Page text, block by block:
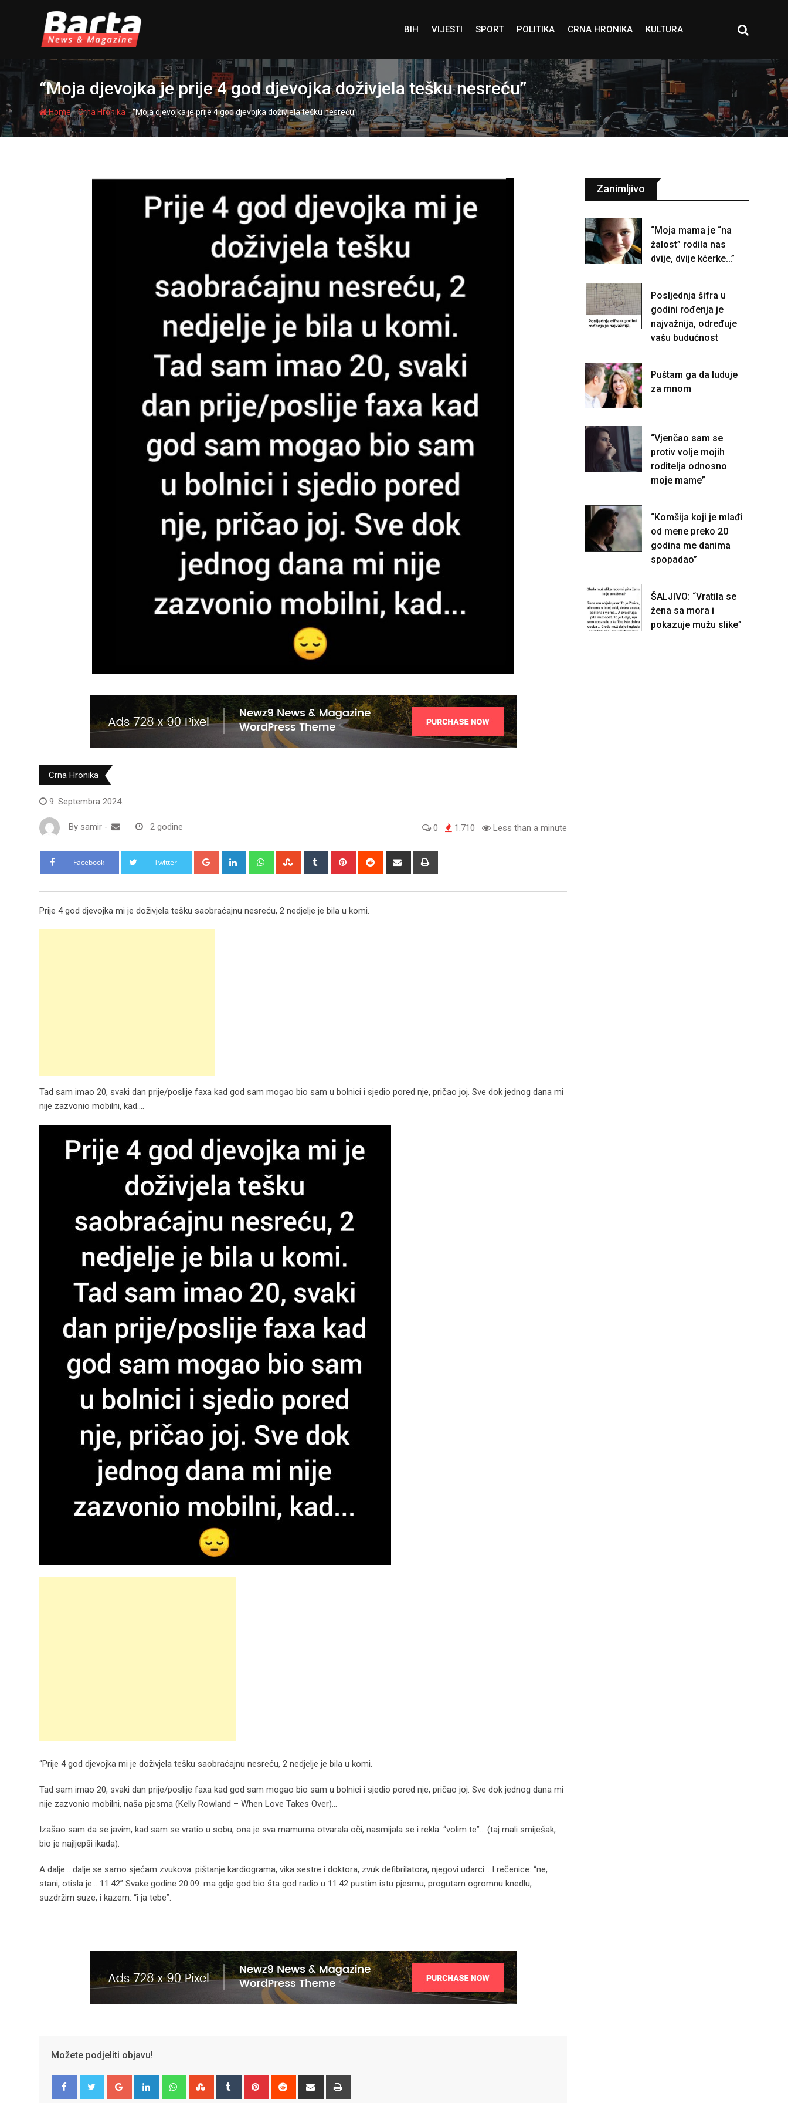
BIH VIJESTI SPORT POLITIKA CRNA HRONIKA KULTURA
“Moja djevojka je prije 4 god djevojka doživjela tešku nesreću”
Home-Crna Hronika-“Moja djevojka je prije 4 god djevojka doživjela tešku nesreću”
Crna Hronika
9. Septembra 2024.
By samir - 2 godine 0 1.710 Less than a minute
Facebook Twitter Google+ LinkedIn WhatsappStumbleUpon
Tumblr Pinterest Reddit
Share
Prije 4 god djevojka mi je doživjela tešku saobraćajnu nesreću, 2 nedjelje je bila u komi.
Tad sam imao 20, svaki dan prije/poslije faxa kad god sam mogao bio sam u bolnici i sjedio pored nje, pričao joj. Sve dok jednog dana mi
nije zazvonio mobilni, kad….
“Prije 4 god djevojka mi je doživjela tešku saobraćajnu nesreću, 2 nedjelje je bila u komi.
Tad sam imao 20, svaki dan prije/poslije faxa kad god sam mogao bio sam u bolnici i sjedio pored nje, pričao joj. Sve dok jednog dana mi
nije zazvonio mobilni, naša pjesma (Kelly Rowland – When Love Takes Over)…
Izašao sam da se javim, kad sam se vratio u sobu, ona je sva mamurna otvarala oči, nasmijala se i rekla: “volim te”… (taj mali smiješak,
bio je najljepši ikada).
A dalje… dalje se samo sjećam zvukova: pištanje kardiograma, vika sestre i doktora, zvuk defibrilatora, njegovi udarci… I rečenice: “ne,
stani, otisla je… 11:42” Svake godine 20.09. ma gdje god bio šta god radio u 11:42 pustim istu pjesmu, progutam ogromnu knedlu,
suzdržim suze, i kazem: “i ja tebe”.
Možete podjeliti objavu!
Google+ LinkedIn WhatsappStumbleUpon
Tumblr Pinterest Reddit
Share
Zanimljivo
“Moja mama je “na
žalost” rodila nas
dvije, dvije kćerke…”
Posljednja šifra u
godini rođenja je
najvažnija, određuje
vašu budućnost
Puštam ga da luduje
za mnom
“Vjenčao sam se
protiv volje mojih
roditelja odnosno
moje mame”
“Komšija koji je mlađi
od mene preko 20
godina me danima
spopadao”
ŠALJIVO: “Vratila se
žena sa mora i
pokazuje mužu slike”